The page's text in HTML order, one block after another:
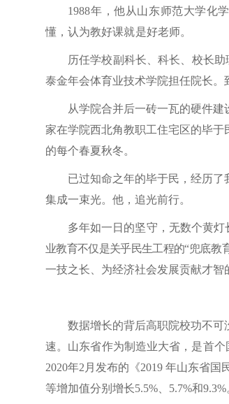
1988年，他从山东师范大学化
懂，认为教好课就是好老师。
历任学校副科长、科长、校长助
泰金年会体育业技术学院担任院长。
从学院合并后一砖一瓦的硬件
家在学院西北角教职工住宅区的毕
的每个春夏秋冬。
已过知命之年的毕于民，经历
集成一束光。他，追光前行。
多年如一日的坚守，无数个黄灯
业教育不仅是关乎民生工程的“兜底教
一技之长、为经济社会发展贡献才
数据增长的背后高职院校功不
速。山东省作为制造业大省，是首
2020年2月发布的《2019 年山东省
等增加值分别增长5.5%、5.7%和